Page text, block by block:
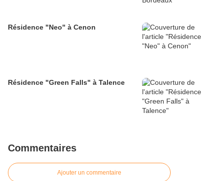
Résidence "Neo" à Cenon
Résidence "Green Falls" à Talence
Commentaires
Ajouter un commentaire